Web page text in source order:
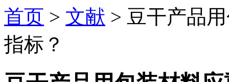
首页 > 文献 > 豆干产品
指标？